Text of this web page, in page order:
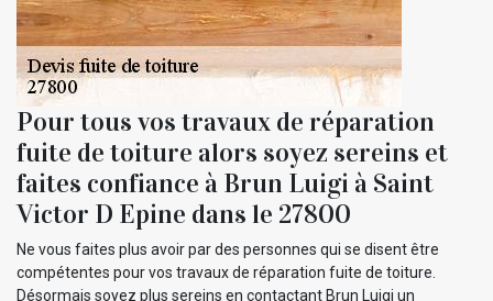
Pour tous vos travaux de réparation
fuite de toiture alors soyez sereins et
faites confiance à Brun Luigi à Saint
Victor D Epine dans le 27800
Ne vous faites plus avoir par des personnes qui se disent être
compétentes pour vos travaux de réparation fuite de toiture.
Désormais soyez plus sereins en contactant Brun Luigi un